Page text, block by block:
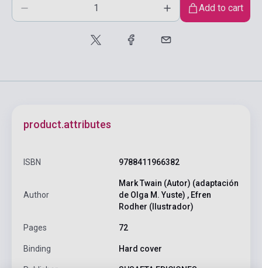
Add to cart
product.attributes
ISBN 9788411966382
Author
Mark Twain (Autor) (adaptación
de Olga M. Yuste) , Efren
Rodher (Ilustrador)
Pages 72
Binding Hard cover